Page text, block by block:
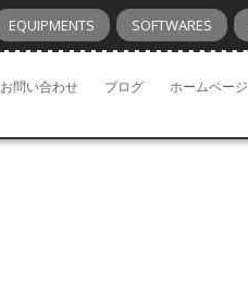
EQUIPMENTS SOFTWARES
お問い合わせ ブログ ホームページ